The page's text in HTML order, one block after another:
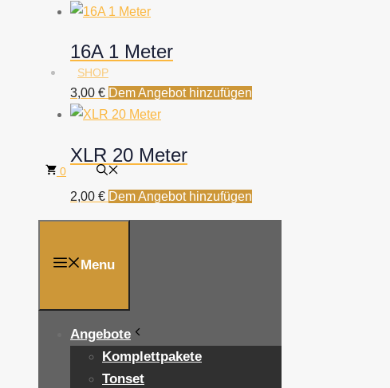
SHOP
0
16A 1 Meter
3,00 € Dem Angebot hinzufügen
XLR 20 Meter
2,00 € Dem Angebot hinzufügen
Menu
Angebote
Komplettpakete
Tonset